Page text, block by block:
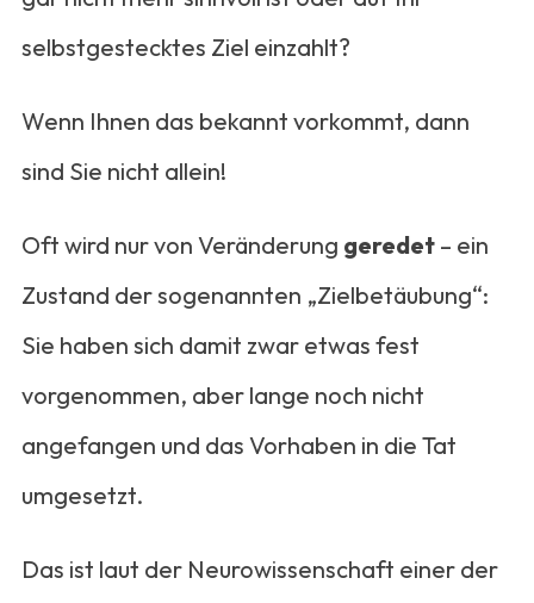
selbstgestecktes Ziel einzahlt?
Wenn Ihnen das bekannt vorkommt, dann
sind Sie nicht allein!
Oft wird nur von Veränderung geredet – ein
Zustand der sogenannten „Zielbetäubung“:
Sie haben sich damit zwar etwas fest
vorgenommen, aber lange noch nicht
angefangen und das Vorhaben in die Tat
umgesetzt.
Das ist laut der Neurowissenschaft einer der